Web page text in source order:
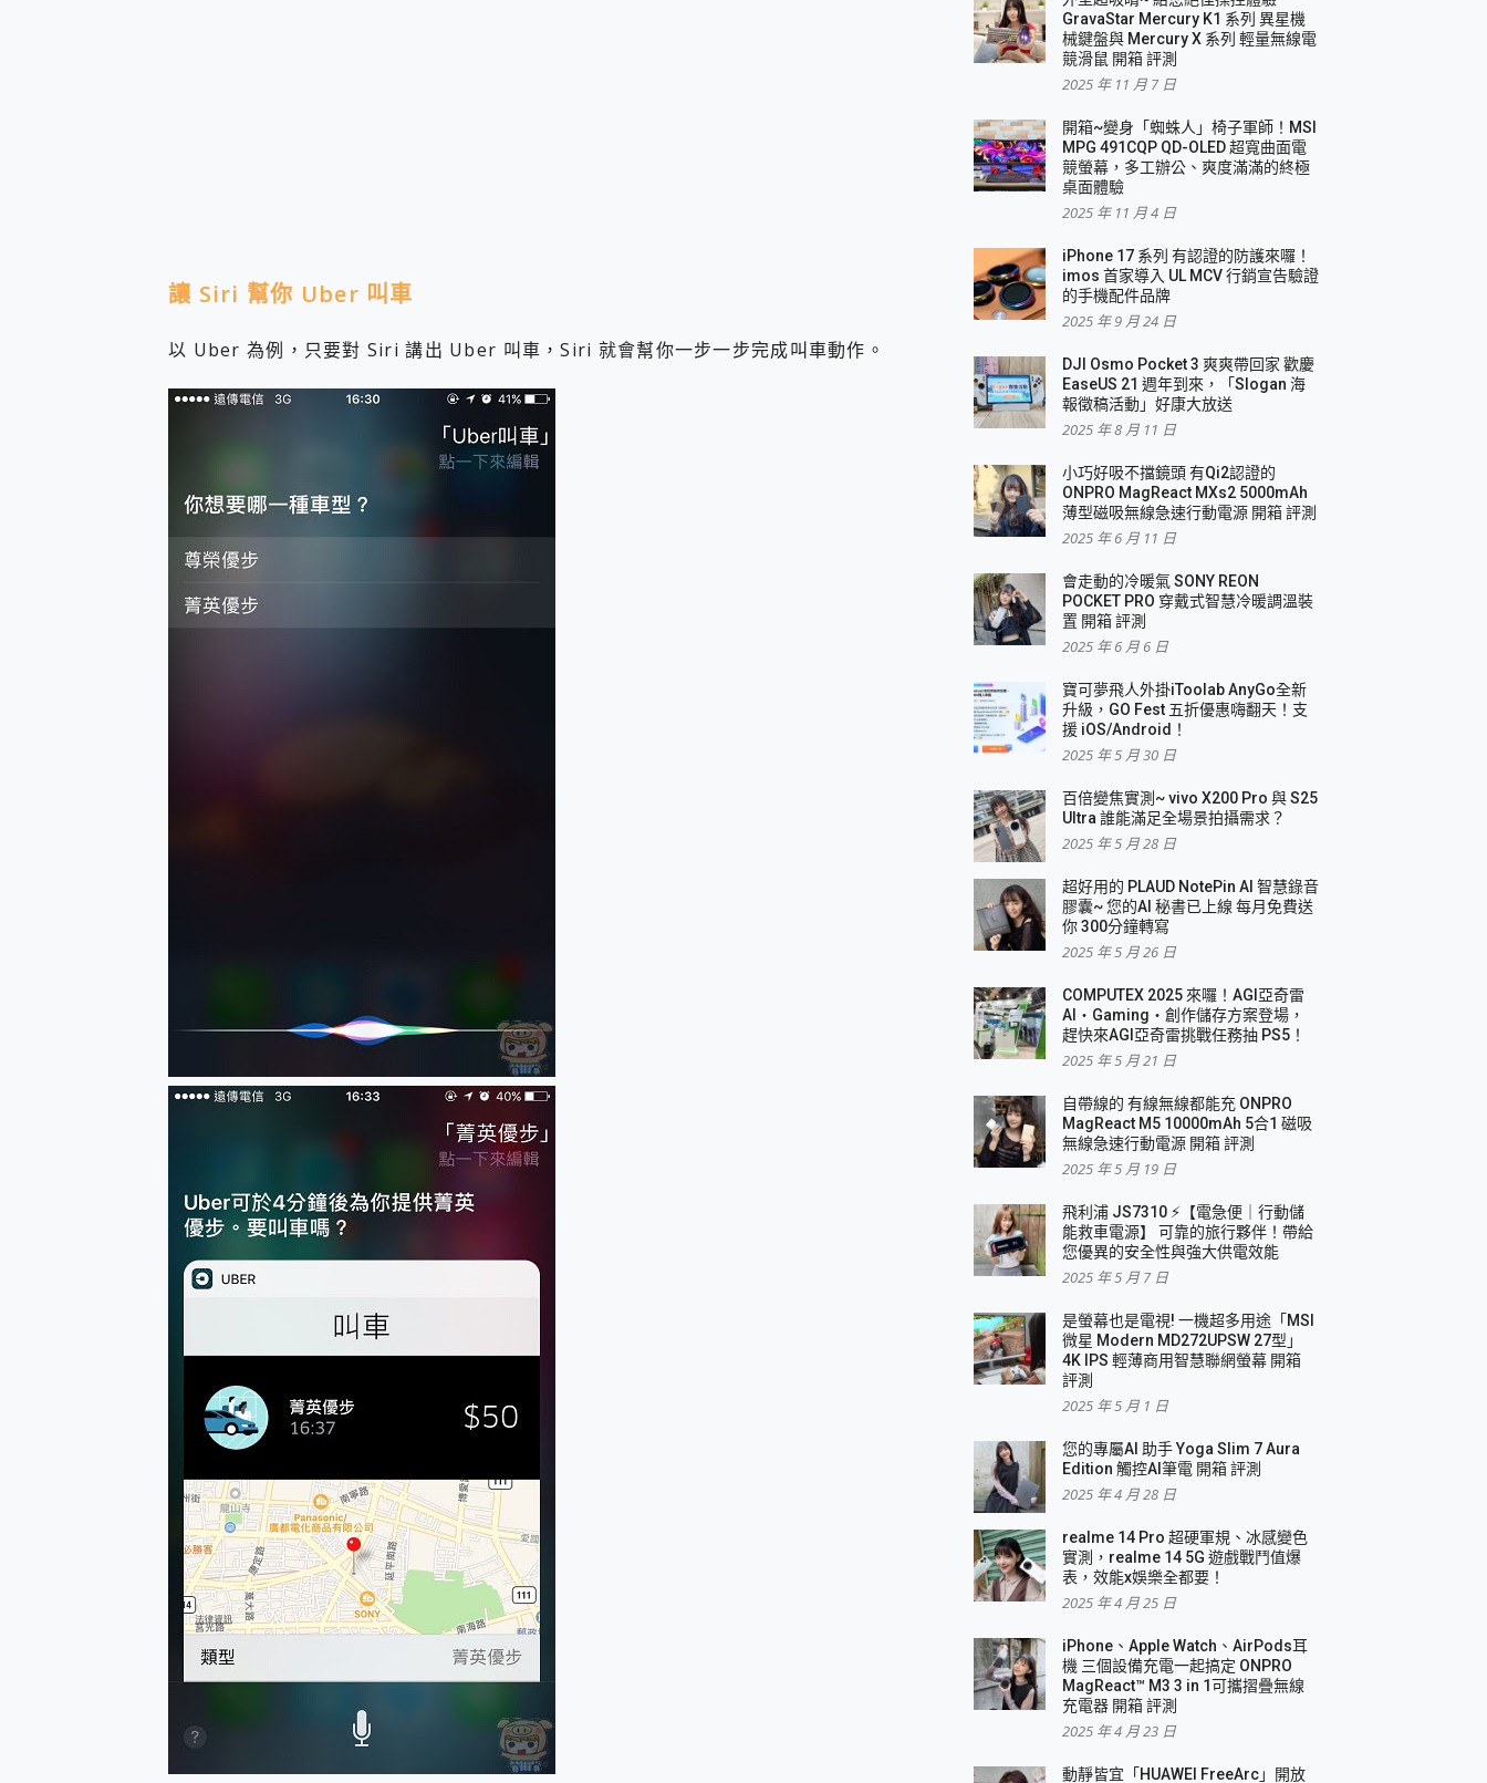
讓 Siri 幫你 Uber 叫車
以 Uber 為例，只要對 Siri 講出 Uber 叫車，Siri 就會幫你一步一步完成叫車動作。
GravaStar Mercury K1 系列 異星機
械鍵盤與 Mercury X 系列 輕量無線電
競滑鼠 開箱 評測
2025 年 11 月 7 日
開箱~變身「蜘蛛人」椅子軍師！MSI
MPG 491CQP QD-OLED 超寬曲面電
競螢幕，多工辦公、爽度滿滿的終極
桌面體驗
2025 年 11 月 4 日
iPhone 17 系列 有認證的防護來囉！
imos 首家導入 UL MCV 行銷宣告驗證
的手機配件品牌
2025 年 9 月 24 日
DJI Osmo Pocket 3 爽爽帶回家 歡慶
EaseUS 21 週年到來，「Slogan 海
報徵稿活動」好康大放送
2025 年 8 月 11 日
小巧好吸不擋鏡頭 有Qi2認證的
ONPRO MagReact MXs2 5000mAh
薄型磁吸無線急速行動電源 開箱 評測
2025 年 6 月 11 日
會走動的冷暖氣 SONY REON
POCKET PRO 穿戴式智慧冷暖調溫裝
置 開箱 評測
2025 年 6 月 6 日
寶可夢飛人外掛iToolab AnyGo全新
升級，GO Fest 五折優惠嗨翻天！支
援 iOS/Android！
2025 年 5 月 30 日
百倍變焦實測~ vivo X200 Pro 與 S25
Ultra 誰能滿足全場景拍攝需求？
2025 年 5 月 28 日
超好用的 PLAUD NotePin AI 智慧錄音
膠囊~ 您的AI 秘書已上線 每月免費送
你 300分鐘轉寫
2025 年 5 月 26 日
COMPUTEX 2025 來囉！AGI亞奇雷
AI・Gaming・創作儲存方案登場，
趕快來AGI亞奇雷挑戰任務抽 PS5！
2025 年 5 月 21 日
自帶線的 有線無線都能充 ONPRO
MagReact M5 10000mAh 5合1 磁吸
無線急速行動電源 開箱 評測
2025 年 5 月 19 日
飛利浦 JS7310 ⚡【電急便｜行動儲
能救車電源】 可靠的旅行夥伴！帶給
您優異的安全性與強大供電效能
2025 年 5 月 7 日
是螢幕也是電視! 一機超多用途「MSI
微星 Modern MD272UPSW 27型」
4K IPS 輕薄商用智慧聯網螢幕 開箱
評測
2025 年 5 月 1 日
您的專屬AI 助手 Yoga Slim 7 Aura
Edition 觸控AI筆電 開箱 評測
2025 年 4 月 28 日
realme 14 Pro 超硬軍規、冰感變色
實測，realme 14 5G 遊戲戰鬥值爆
表，效能x娛樂全都要！
2025 年 4 月 25 日
iPhone、Apple Watch、AirPods耳
機 三個設備充電一起搞定 ONPRO
MagReact™ M3 3 in 1可攜摺疊無線
充電器 開箱 評測
2025 年 4 月 23 日
動靜皆宜「HUAWEI FreeArc」開放